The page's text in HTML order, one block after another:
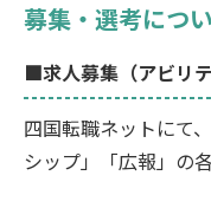
募集・選考につ
■求人募集（アビリ
四国転職ネットにて
シップ」「広報」の